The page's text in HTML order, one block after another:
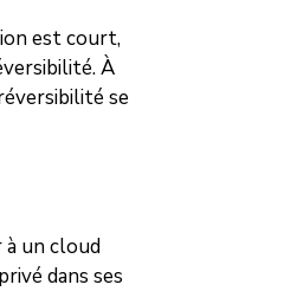
est court,
À
se
à un cloud
dans ses